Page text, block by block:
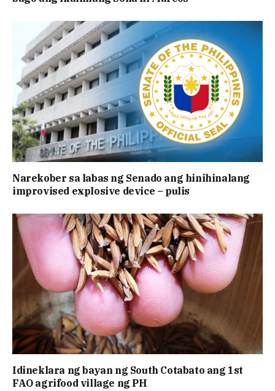
Narekober sa labas ng Senado ang hinihinalang
improvised explosive device – pulis
Idineklara ng bayan ng South Cotabato ang 1st
FAO agrifood village ng PH